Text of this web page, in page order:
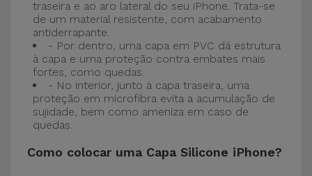
traseira e ao aro lateral do seu iPhone. Trata-se
de um material resistente, com acabamento
antiderrapante.
- Por dentro, uma capa em PVC dá estrutura
à capa e uma proteção contra embates mais
fortes, como quedas.
- No interior, junto à capa traseira, uma
proteção em microfibra evita a acumulação de
sujidade, bem como ameniza em caso de
quedas.
Como colocar uma Capa Silicone iPhone?